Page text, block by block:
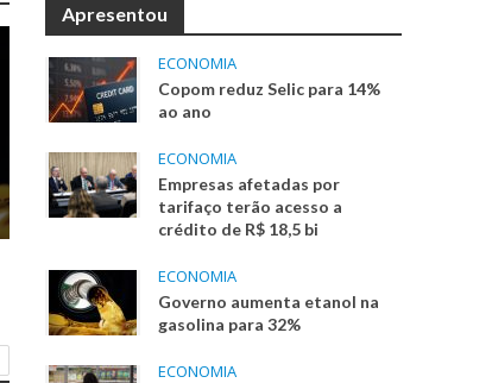
Apresentou
ECONOMIA
Copom reduz Selic para 14%
ao ano
ECONOMIA
Empresas afetadas por
tarifaço terão acesso a
crédito de R$ 18,5 bi
ECONOMIA
Governo aumenta etanol na
gasolina para 32%
ECONOMIA